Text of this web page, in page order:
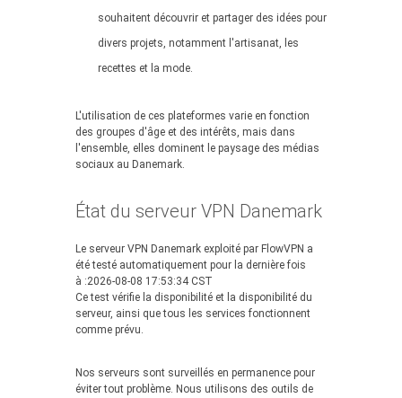
souhaitent découvrir et partager des idées pour
divers projets, notamment l'artisanat, les
recettes et la mode.
L'utilisation de ces plateformes varie en fonction
des groupes d'âge et des intérêts, mais dans
l'ensemble, elles dominent le paysage des médias
sociaux au Danemark.
État du serveur VPN Danemark
Le serveur VPN Danemark exploité par FlowVPN a
été testé automatiquement pour la dernière fois
à :2026-08-08 17:53:34 CST
Ce test vérifie la disponibilité et la disponibilité du
serveur, ainsi que tous les services fonctionnent
comme prévu.
Nos serveurs sont surveillés en permanence pour
éviter tout problème. Nous utilisons des outils de